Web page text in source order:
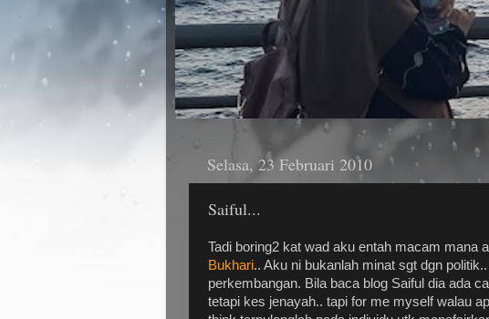
Selasa, 23 Februari 2010
Saiful...
Tadi boring2 kat wad aku entah macam mana
Bukhari.. Aku ni bukanlah minat sgt dgn
perkembangan. Bila baca blog Saiful dia ada
tetapi kes jenayah.. tapi for me myself walau